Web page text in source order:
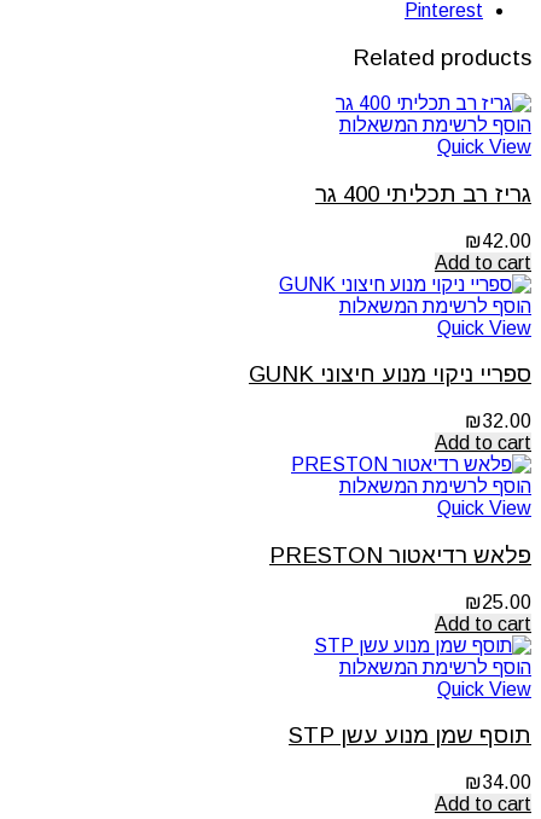
Pinterest
Related products
הוסף לרשימת המשאלות
Quick View
גריז רב תכליתי 400 גר
₪42.00
Add to cart
הוסף לרשימת המשאלות
Quick View
ספריי ניקוי מנוע חיצוני GUNK
₪32.00
Add to cart
הוסף לרשימת המשאלות
Quick View
פלאש רדיאטור PRESTON
₪25.00
Add to cart
הוסף לרשימת המשאלות
Quick View
תוסף שמן מנוע עשן STP
₪34.00
Add to cart